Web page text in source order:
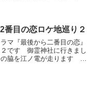
番目の恋ロケ地巡り２
マ『最後から二番目の恋』
２です 御霊神社に行きまし
脇を江ノ電が走ります パ